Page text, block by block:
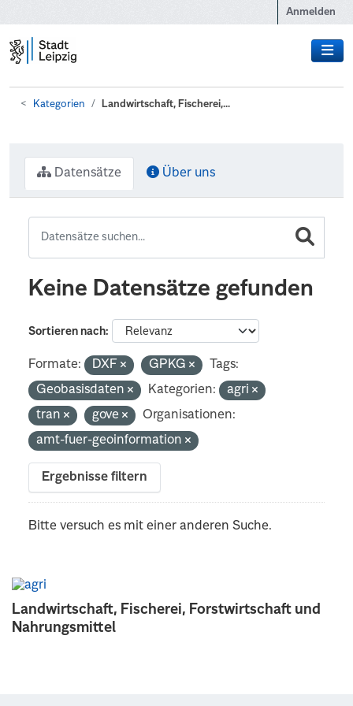
Anmelden
Kategorien Landwirtschaft, Fischerei,...
Landwirtschaft, Fischerei, Forstwirtschaft und
Nahrungsmittel
Datensätze Über uns
Keine Datensätze gefunden
Sortieren nach
Formate: DXF GPKG
Tags:
Geobasisdaten
Kategorien:
agri
tran
gove
Organisationen:
amt-fuer-geoinformation
Ergebnisse filtern
Bitte versuch es mit einer anderen Suche.